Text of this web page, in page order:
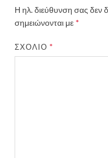
Η ηλ. διεύθυνση σας δεν
σημειώνονται με *
ΣΧΌΛΙΟ*